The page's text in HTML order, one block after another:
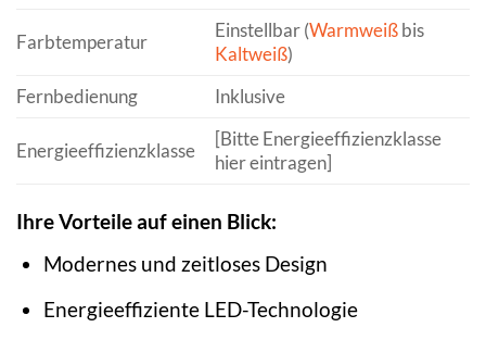
Farbtemperatur
Einstellbar (Warmweißbis
Kaltweiß)
Fernbedienung
Inklusive
Energieeffizienzklasse
[Bitte Energieeffizienzklasse
hier eintragen]
Ihre Vorteile auf einen Blick:
Modernes und zeitloses Design
Energieeffiziente LED-Technologie